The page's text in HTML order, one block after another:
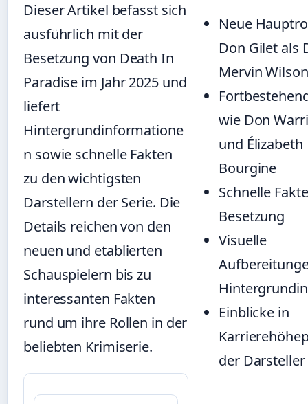
Dieser Artikel befasst sich
ausführlich mit der
Besetzung von Death In
Paradise im Jahr 2025 und
liefert
Hintergrundinformatione
n sowie schnelle Fakten
zu den wichtigsten
Darstellern der Serie. Die
Details reichen von den
neuen und etablierten
Schauspielern bis zu
interessanten Fakten
rund um ihre Rollen in der
beliebten Krimiserie.
Neue
Don Gilet als
Mervin Wilson
wie Don
und Élizabeth
Bourgine
Schnelle
Besetzung
Visuelle
Einblicke in
der Darsteller